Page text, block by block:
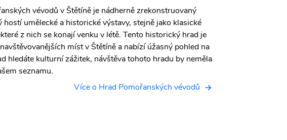
vévodů v Štětíně je nádherně zrekonstruovaný
hostí umělecké a historické výstavy, stejně jako klasické
z nich se konají venku v létě. Tento historický hrad je
míst v Štětíně a nabízí úžasný pohled na
hledáte kulturní zážitek, návštěva tohoto hradu by neměla
seznamu.
Více o Hrad Pomořanských vévodů